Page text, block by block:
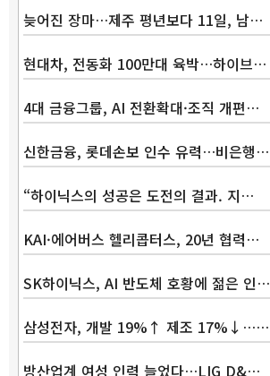
늦어진 장마…제주 평년보다 11일, 남…
현대차, 전동화 100만대 육박…하이브…
4대 금융그룹, AI 전환확대·조직 개편…
신한금융, 롯데손보 인수 유력…비은행…
“하이닉스의 성공은 도전의 결과. 지…
KAI·에어버스 헬리콥터스, 20년 협력…
SK하이닉스, AI 반도체 호황에 젊은 인…
삼성전자, 개발 19%↑ 제조 17%↓……
방산업계 여성 인력 늘었다…LIG D&…